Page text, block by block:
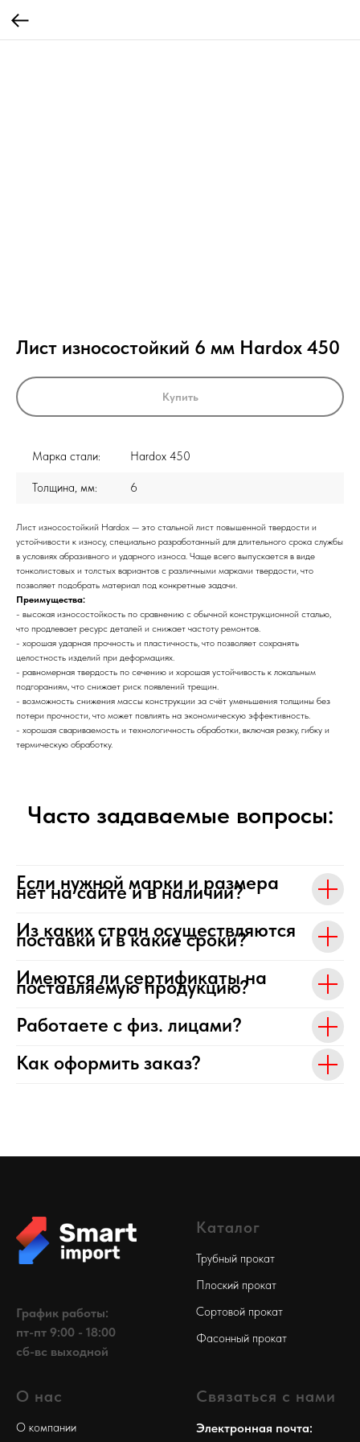
Лист износостойкий 6 мм Hardox 450
Купить
Марка стали: Hardox 450
Толщина, мм: 6
Лист износостойкий Hardox — это стальной лист повышенной твердости и
устойчивости к износу, специально разработанный для длительного срока службы
в условиях абразивного и ударного износа. Чаще всего выпускается в виде
тонколистовых и толстых вариантов с различными марками твердости, что
позволяет подобрать материал под конкретные задачи.
Преимущества:
- высокая износостойкость по сравнению с обычной конструкционной сталью,
что продлевает ресурс деталей и снижает частоту ремонтов.
- хорошая ударная прочность и пластичность, что позволяет сохранять
целостность изделий при деформациях.
- равномерная твердость по сечению и хорошая устойчивость к локальным
подгораниям, что снижает риск появлений трещин.
- возможность снижения массы конструкции за счёт уменьшения толщины без
потери прочности, что может повлиять на экономическую эффективность.
- хорошая свариваемость и технологичность обработки, включая резку, гибку и
термическую обработку.
Часто задаваемые вопросы:
Если нужной марки и размера
нет на сайте и в наличии?
Из каких стран осуществляются
поставки и в какие сроки?
Имеются ли сертификаты на
поставляемую продукцию?
Работаете с физ. лицами?
Как оформить заказ?
График работы:
пт-пт 9:00 - 18:00
сб-вс выходной
Каталог
Трубный прокат
Плоский прокат
Сортовой прокат
Фасонный прокат
О нас
О компании
Связаться с нами
Электронная почта: